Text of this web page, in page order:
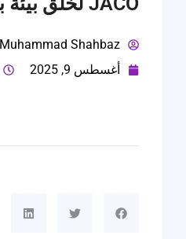
Muhammad Shahbaz
أغسطس 9, 2025